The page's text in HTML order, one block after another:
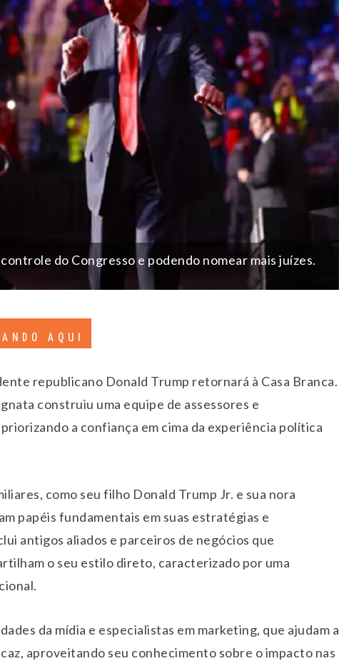
do Congresso e podendo nomear mais juízes.
AQUI
republicano Donald Trump retornará à Casa Branca.
construiu uma equipe de assessores e
a confiança em cima da experiência política
como seu filho Donald Trump Jr. e sua nora
papéis fundamentais em suas estratégias e
antigos aliados e parceiros de negócios que
o seu estilo direto, caracterizado por uma
da mídia e especialistas em marketing, que ajudam a
aproveitando seu conhecimento sobre o impacto nas